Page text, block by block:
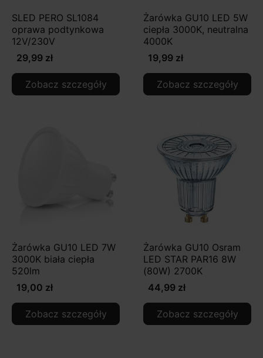
SLED PERO SL1084
oprawa podtynkowa
12V/230V
29,99 zł
Zobacz szczegóły
Żarówka GU10 LED 5W
ciepła 3000K, neutralna
4000K
19,99 zł
Zobacz szczegóły
Żarówka GU10 LED 7W
3000K biała ciepła
520lm
19,00 zł
Zobacz szczegóły
Żarówka GU10 Osram
LED STAR PAR16 8W
(80W) 2700K
44,99 zł
Zobacz szczegóły